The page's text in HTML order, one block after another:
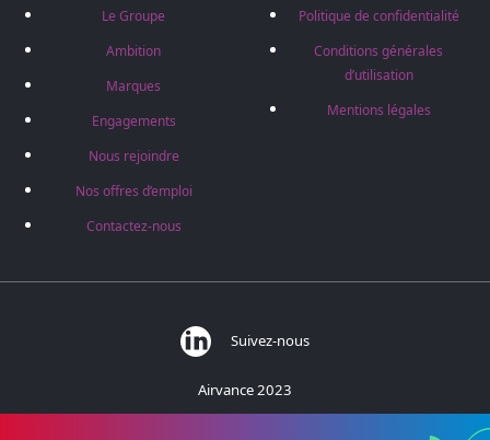
Le Groupe
Ambition
Marques
Engagements
Nous rejoindre
Nos offres d’emploi
Contactez-nous
Politique de confidentialité
Conditions générales
d’utilisation
Mentions légales
Suivez-nous
Airvance 2023